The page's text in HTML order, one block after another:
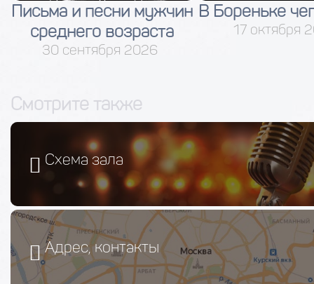
Письма и песни мужчин
среднего возраста
30 сентября 2026
В Бореньке
17 октября
Смотрите также
Схема зала
Адрес, контакты